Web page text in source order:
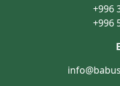
+996
+996